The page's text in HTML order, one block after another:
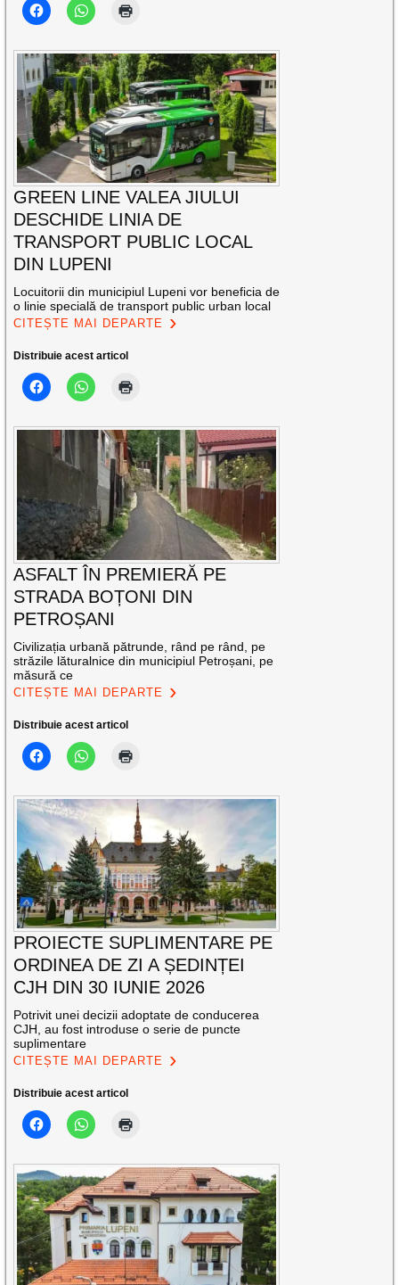
GREEN LINE VALEA JIULUI
DESCHIDE LINIA DE
TRANSPORT PUBLIC LOCAL
DIN LUPENI
Locuitorii din municipiul Lupeni vor beneficia de
o linie specială de transport public urban local
CITEȘTE MAI DEPARTE
Distribuie acest articol
ASFALT ÎN PREMIERĂ PE
STRADA BOȚONI DIN
PETROȘANI
Civilizația urbană pătrunde, rând pe rând, pe
străzile lăturalnice din municipiul Petroșani, pe
măsură ce
CITEȘTE MAI DEPARTE
Distribuie acest articol
PROIECTE SUPLIMENTARE PE
ORDINEA DE ZI A ȘEDINȚEI
CJH DIN 30 IUNIE 2026
Potrivit unei decizii adoptate de conducerea
CJH, au fost introduse o serie de puncte
suplimentare
CITEȘTE MAI DEPARTE
Distribuie acest articol